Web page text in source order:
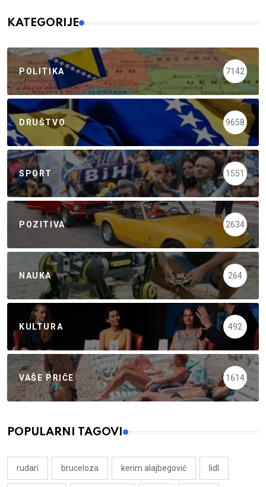
KATEGORIJE
POLITIKA 7142
DRUŠTVO 9658
SPORT 1551
POZITIVA 2634
NAUKA 264
KULTURA 492
VAŠE PRIČE 1614
POPULARNI TAGOVI
rudari bruceloza kerim alajbegović lidl